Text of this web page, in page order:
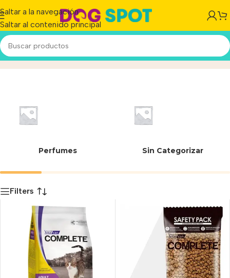
Saltar a la navegación
Saltar al contenido principal
Grasa bovinaInicio/Producto
Perfumes Sin Categorizar
Filters